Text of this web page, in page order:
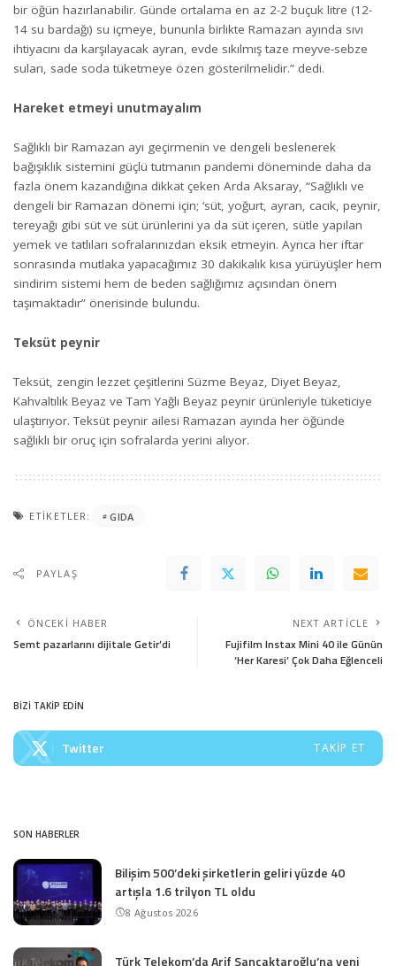
bir öğün hazırlanabilir. Günde ortalama en az 2-2 buçuk litre (12-
14 su bardağı) su içmeye, bununla birlikte Ramazan ayında sıvı
ihtiyacını da karşılayacak ayran, evde sıkılmış taze meyve-sebze
suları, sade soda tüketmeye özen gösterilmelidir.” dedi.
Hareket etmeyi unutmayalım
Sağlıklı bir Ramazan ayı geçirmenin ve dengeli beslenerek
bağışıklık sistemini güçlü tutmanın pandemi döneminde daha da
fazla önem kazandığına dikkat çeken Arda Aksaray, “Sağlıklı ve
dengeli bir Ramazan dönemi için; ‘süt, yoğurt, ayran, cacık, peynir,
tereyağı gibi süt ve süt ürünlerini ya da süt içeren, sütle yapılan
yemek ve tatlıları sofralarınızdan eksik etmeyin. Ayrıca her iftar
sonrasında mutlaka yapacağımız 30 dakikalık kısa yürüyüşler hem
sindirim sistemi hem de beden sağlığımız açısından önem
taşımaktadır” önerisinde bulundu.
Teksüt peynir
Teksüt, zengin lezzet çeşitlerini Süzme Beyaz, Diyet Beyaz,
Kahvaltılık Beyaz ve Tam Yağlı Beyaz peynir ürünleriyle tüketiciye
ulaştırıyor. Teksüt peynir ailesi Ramazan ayında her öğünde
sağlıklı bir oruç için sofralarda yerini alıyor.
ETIKETLER: GIDA
PAYLAŞ
ÖNCEKI HABER
Semt pazarlarını dijitale Getir’di
NEXT ARTICLE
Fujifilm Instax Mini 40 ile Günün
‘Her Karesi’ Çok Daha Eğlenceli
BİZİ TAKİP EDİN
Twitter TAKIP ET
SON HABERLER
Bilişim 500’deki şirketlerin geliri yüzde 40
artışla 1.6 trilyon TL oldu
8 Ağustos 2026
Türk Telekom’da Arif Sancaktaroğlu’na yeni